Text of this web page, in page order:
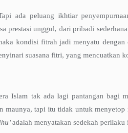
ada peluang ikhtiar
prestasi unggul, dari pribadi
kondisi fitrah jadi menyatu
suasana fitri, yang mencuatkan
Islam tak ada lagi pantangan bagi
maunya, tapi itu tidak untuk
adalah menyatakan sedekah perilaku